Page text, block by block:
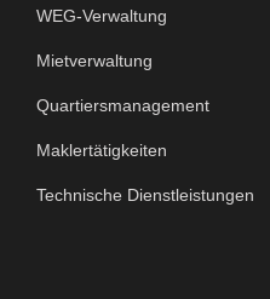
WEG-Verwaltung
Mietverwaltung
Quartiersmanagement
Maklertätigkeiten
Technische Dienstleistungen